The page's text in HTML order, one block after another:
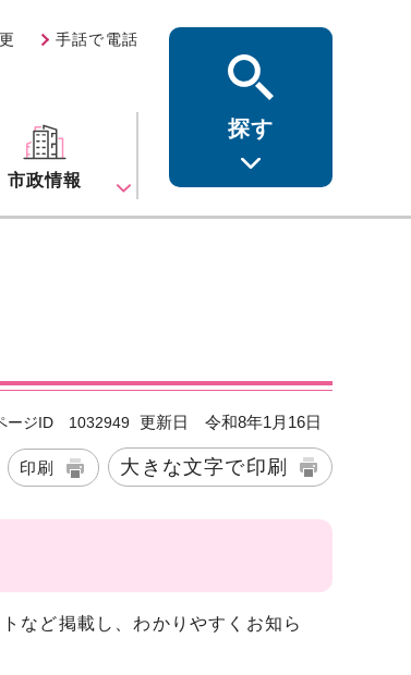
手話で電話
市政情報
探す
ージID 1032949 更新日 令和8年1月16日
印刷 大きな文字で印刷
など掲載し、わかりやすくお知ら